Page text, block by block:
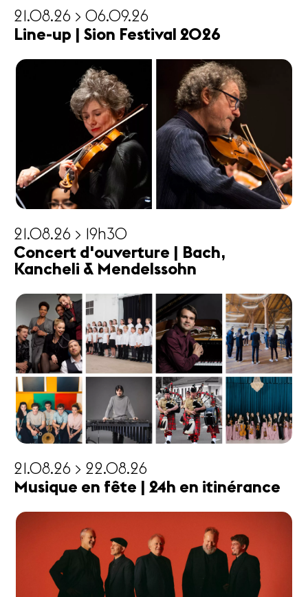
21.08.26 > 06.09.26
Line-up | Sion Festival 2026
21.08.26 > 19h30
Concert d'ouverture | Bach,
Kancheli & Mendelssohn
21.08.26 > 22.08.26
Musique en fête | 24h en itinérance